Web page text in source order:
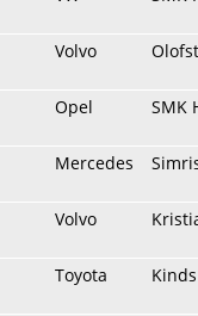
Volvo
Opel SMK
Mercedes
Volvo
Toyota